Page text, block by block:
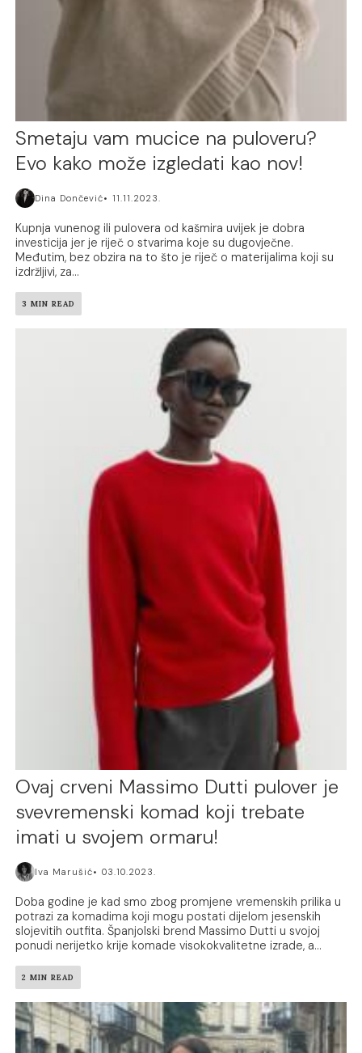
Smetaju vam mucice na puloveru?
Evo kako može izgledati kao nov!
Dina Dončević 11.11.2023.
Kupnja vunenog ili pulovera od kašmira uvijek je dobra
investicija jer je riječ o stvarima koje su dugovječne.
Međutim, bez obzira na to što je riječ o materijalima koji su
izdržljivi, za...
3 MIN READ
Ovaj crveni Massimo Dutti pulover je
svevremenski komad koji trebate
imati u svojem ormaru!
Iva Marušić 03.10.2023.
Doba godine je kad smo zbog promjene vremenskih prilika u
potrazi za komadima koji mogu postati dijelom jesenskih
slojevitih outfita. Španjolski brend Massimo Dutti u svojoj
ponudi nerijetko krije komade visokokvalitetne izrade, a...
2 MIN READ